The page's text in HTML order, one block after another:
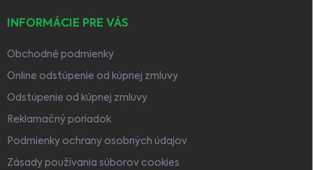
INFORMÁCIE PRE VÁS
Obchodné podmienky
Online odstúpenie od kúpnej zmluvy
Odstúpenie od kúpnej zmluvy
Reklamačný poriadok
Podmienky ochrany osobných údajov
Zásady používania súborov cookies